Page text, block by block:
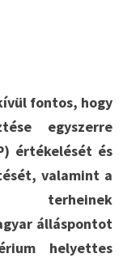
fontos, hogy
egyszerre
értékelését és
valamint a
terheinek
álláspontot
helyettes